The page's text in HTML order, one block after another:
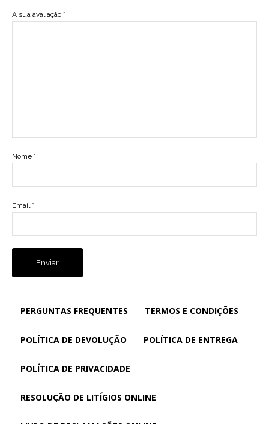
A sua avaliação *
Nome *
Email *
PERGUNTAS FREQUENTES TERMOS E CONDIÇÕES
POLÍTICA DE DEVOLUÇÃO POLÍTICA DE ENTREGA
POLÍTICA DE PRIVACIDADE
RESOLUÇÃO DE LITÍGIOS ONLINE